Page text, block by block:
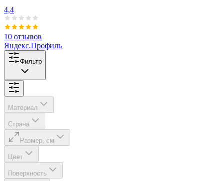
4,4
10 отзывов
Яндекс.Профиль
Фильтр
Материал
Страна
Размер , см
Цвет
Поверхность